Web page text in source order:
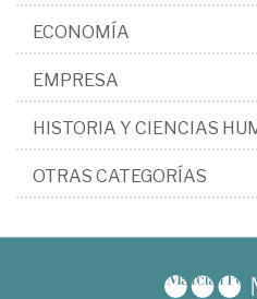
ECONOMÍA
EMPRESA
HISTORIA Y CIENCIAS
OTRAS CATEGORÍAS